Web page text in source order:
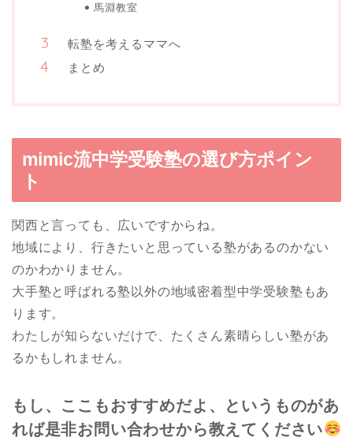
馬淵教室
転塾を考えるママへ
まとめ
mimic流中学受験塾の選び方ポイン
ト
関西と言っても、広いですからね。
地域により、行きたいと思っている塾があるのかない
のかわかりません。
大手塾と呼ばれる塾以外の地域密着型中学受験塾もあ
ります。
わたしが知らないだけで、たくさん素晴らしい塾があ
るかもしれません。
もし、ここもおすすめだよ、というものがあ
れば是非お問い合わせから教えてください